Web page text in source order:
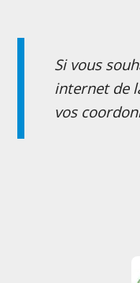
Si vous
internet de
vos